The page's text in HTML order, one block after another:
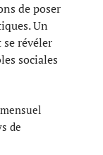
de poser
Un
révéler
sociales
de